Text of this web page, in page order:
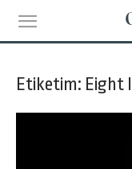
Etiketim: Eight